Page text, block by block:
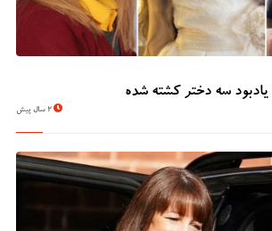
یادبود سه دختر کشته شده
2 سال پیش